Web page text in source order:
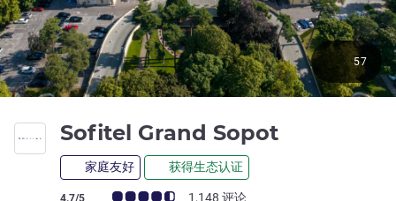
Sofitel Grand Sopot
家庭友好 获得生态认证
客户意见评级 (ALL 评级)
4.7/5 1,148 评论
57